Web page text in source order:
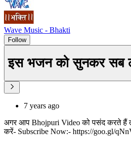
Wave Music - Bhakti
Follow
इस भजन को सुनकर सब
7 years ago
अगर आप Bhojpuri Video को पसंद करते हैं
करें- Subscribe Now:- https://goo.gl/